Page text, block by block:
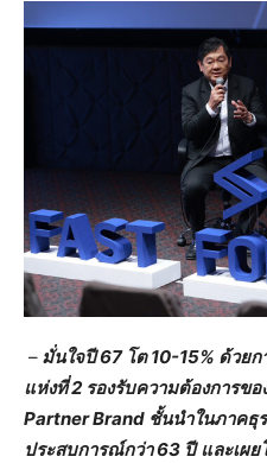
– มั่นใจปี 67 โต 10-15% ด้วยก
แห่งที่ 2 รองรับความต้องการข
Partner Brand ชั้นนำในภาค
ประสบการณ์กว่า 63 ปี และเผ